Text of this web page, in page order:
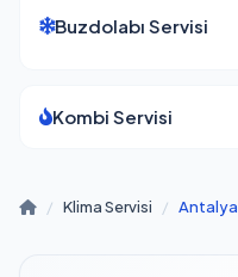
Buzdolabı Servisi
Kombi Servisi
/ Klima Servisi / Antalya